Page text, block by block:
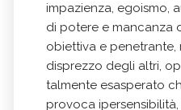
impazienza, egoismo,
di potere e mancanza
obiettiva e
disprezzo degli altri,
talmente esasperato
provoca